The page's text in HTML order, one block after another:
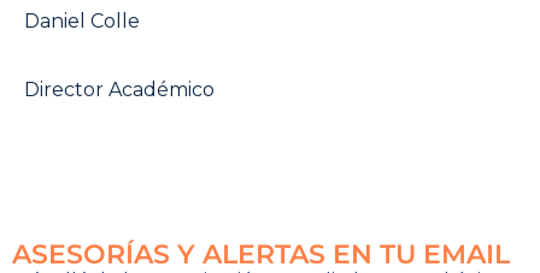
Daniel Colle
Director Académico
ASESORÍAS Y ALERTAS EN TU EMAIL